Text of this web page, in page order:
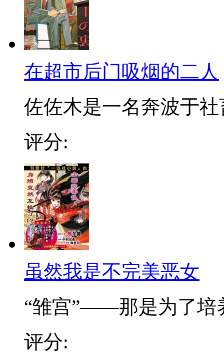
在超市后门吸烟的二人
佐佐木是一名奔波于社
评分:
虽然我是不完美恶女
“雏宫”——那是为了培
评分: